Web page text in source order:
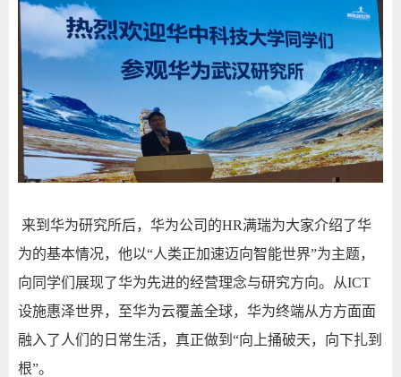
来到华为研究所后，华为公司的HR满瑞为大家介绍了华
为的基本情况，他以“人类正加速迈向智能世界”为主题，
向同学们展现了华为先进的经营理念与研究方向。从ICT
设施惠泽世界，至华为云覆盖全球，华为终端从方方面面
融入了人们的日常生活，真正做到“向上捅破天，向下扎到
根”。